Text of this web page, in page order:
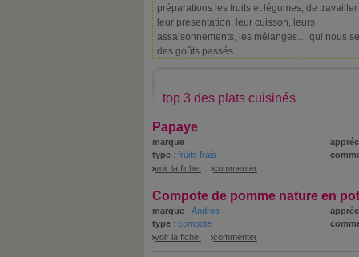
préparations les fruits et légumes, de travailler
leur présentation, leur cuisson, leurs
assaisonnements, les mélanges… qui nous
des goûts passés.
top 3 des plats cuisinés
Papaye
marque :
type : fruits frais
voir la fiche
commenter
Compote de pomme nature en pot
marque : Andros
type : compote
voir la fiche
commenter